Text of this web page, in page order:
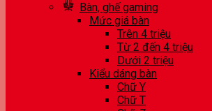
Bàn, ghế gaming
Mức giá bàn
Trên 4 triệu
Từ 2 đến 4 triệu
Dưới 2 triệu
Kiểu dáng bàn
Chữ Y
Chữ T